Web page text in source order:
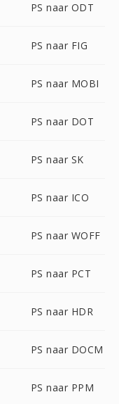
PS naar ODT
PS naar FIG
PS naar MOBI
PS naar DOT
PS naar SK
PS naar ICO
PS naar WOFF
PS naar PCT
PS naar HDR
PS naar DOCM
PS naar PPM